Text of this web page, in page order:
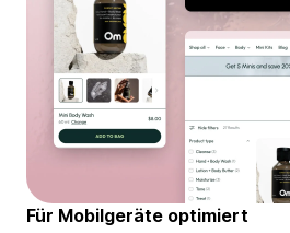
Für Mobilgeräte optimiert